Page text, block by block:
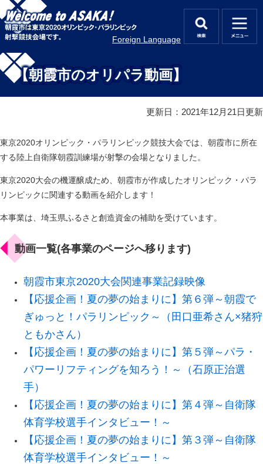
ー
ジ
の
先
頭
で
ニ
ュ
ー
を
飛
ば
へ
索
メ
ニ
Foreign Language
本
文
【朝霞市のオリパラ動画】
更新日：2021年12月21日更新
東京2020オリンピック・パラリンピック競技大会では、朝霞市に所在
する陸上自衛隊朝霞訓練場が射撃の会場となりました。
東京2020大会の機運醸成ため、朝霞市が作成したオリンピック・パラ
リンピックに関連する動画を紹介します！
本事業は、埼玉県ふるさと創造資金の補助を受けています。
動画一覧(各事業のページへ移ります)
朝霞市東京2020大会関連事業記録映像
【応援企画！夏の夢の始まりに】第６弾～朝霞で
ぎゅっと！パラリンピック～（田口亜希さん×猪狩
ともかさん）
【応援企画！夏の夢の始まりに】第５弾～パラ・
パワーリフティングを知ろう！～（石原正治選
手）
【応援企画！夏の夢の始まりに】第４弾～自衛隊
体育学校選手インタビュー！～
【応援企画！夏の夢の始まりに】第３弾～自衛隊
体育学校選手インタビュー！～